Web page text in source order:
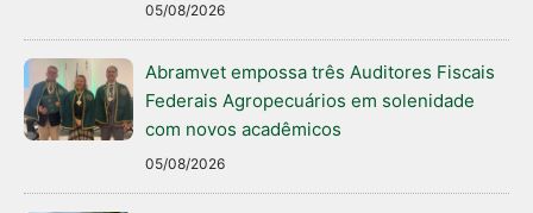
05/08/2026
Abramvet empossa três Auditores Fiscais
Federais Agropecuários em solenidade
com novos acadêmicos
05/08/2026